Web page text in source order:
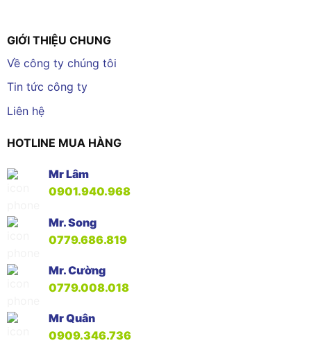
GIỚI THIỆU CHUNG
Về công ty chúng tôi
Tin tức công ty
Liên hệ
HOTLINE MUA HÀNG
Mr Lâm
0901.940.968
Mr. Song
0779.686.819
Mr. Cường
0779.008.018
Mr Quân
0909.346.736